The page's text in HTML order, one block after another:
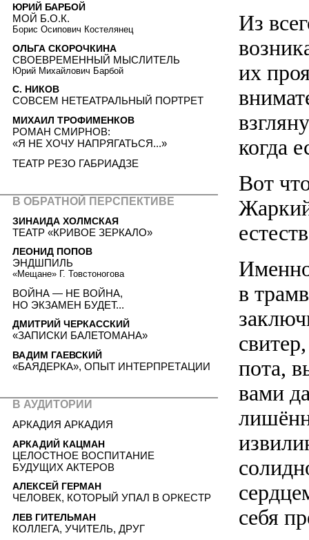
Из
их
когда
Вот
в
пота,
вами
себя
ЮРИЙ БАРБОЙ
МОЙ Б.О.К.
Борис Осипович Костелянец
ОЛЬГА СКОРОЧКИНА
СВОЕВРЕМЕННЫЙ МЫСЛИТЕЛЬ
Юрий Михайлович Барбой
С. НИКОВ
СОВСЕМ НЕТЕАТРАЛЬНЫЙ ПОРТРЕТ
МИХАИЛ ТРОФИМЕНКОВ
РОМАН СМИРНОВ:
«Я НЕ ХОЧУ НАПРЯГАТЬСЯ...»
ТЕАТР РЕЗО ГАБРИАДЗЕ
В ОБРАТНОЙ ПЕРСПЕКТИВЕ
ЗИНАИДА ХОЛМСКАЯ
ТЕАТР «КРИВОЕ ЗЕРКАЛО»
ЛЕОНИД ПОПОВ
ЭНДШПИЛЬ
«Мещане» Г. Товстоногова
ВОЙНА — НЕ ВОЙНА,
НО ЭКЗАМЕН БУДЕТ...
ДМИТРИЙ ЧЕРКАССКИЙ
«ЗАПИСКИ БАЛЕТОМАНА»
ВАДИМ ГАЕВСКИЙ
«БАЯДЕРКА», ОПЫТ ИНТЕРПРЕТАЦИИ
В АУДИТОРИИ
АРКАДИЯ АРКАДИЯ
АРКАДИЙ КАЦМАН
ЦЕЛОСТНОЕ ВОСПИТАНИЕ
БУДУЩИХ АКТЕРОВ
АЛЕКСЕЙ ГЕРМАН
ЧЕЛОВЕК, КОТОРЫЙ УПАЛ В ОРКЕСТР
ЛЕВ ГИТЕЛЬМАН
КОЛЛЕГА, УЧИТЕЛЬ, ДРУГ